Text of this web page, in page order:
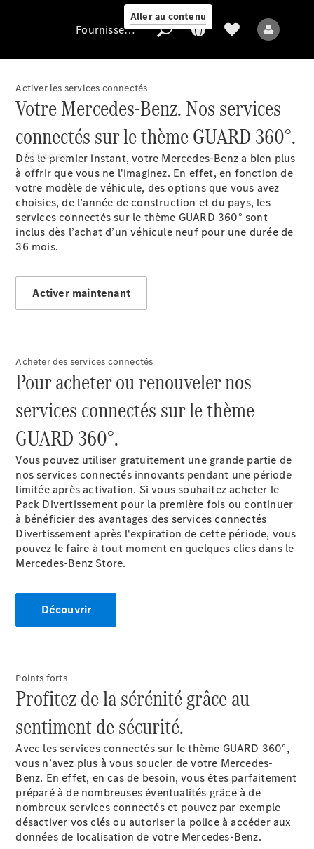
Aller au contenu
Fournisseur /
Protection des
données
Modèles
Berline
Tous les
Berlines
CLA
Électrique
CLA
Classe C
Berline
Classe
Berline
EQE
Berline
Électrique
Berline
Classe S
Limousine
Mercedes-
Maybach
Classe S
Configurateur
Mercedes-
Benz Store
Fournisseur / Protection des données
Activer les services connectés
Votre Mercedes-Benz. Nos services
connectés sur le thème GUARD 360°.
Dès le premier instant, votre Mercedes-Benz a bien plus
à offrir que vous ne l'imaginez. En effet, en fonction de
votre modèle de véhicule, des options que vous avez
choisies, de l’année de construction et du pays, les
services connectés sur le thème GUARD 360° sont
inclus dès l’achat d’un véhicule neuf pour une durée de
36 mois.
Activer maintenant
Acheter des services connectés
Pour acheter ou renouveler nos
services connectés sur le thème
GUARD 360°.
Vous pouvez utiliser gratuitement une grande partie de
nos services connectés innovants pendant une période
limitée après activation. Si vous souhaitez acheter le
Pack Divertissement pour la première fois ou continuer
à bénéficier des avantages des services connectés
Divertissement après l'expiration de cette période, vous
pouvez le faire à tout moment en quelques clics dans le
Mercedes-Benz Store.
Découvrir
Points forts
Profitez de la sérénité grâce au
sentiment de sécurité.
Avec les services connectés sur le thème GUARD 360°,
vous n’avez plus à vous soucier de votre Mercedes-
Benz. En effet, en cas de besoin, vous êtes parfaitement
préparé à de nombreuses éventualités grâce à de
nombreux services connectés et pouvez par exemple
désactiver vos clés ou autoriser la police à accéder aux
données de localisation de votre Mercedes-Benz.